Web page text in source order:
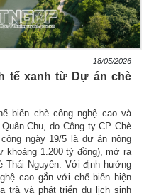
18/05/2026
tế xanh từ Dự án chè
biến chè công nghệ cao và
Chu, do Công ty CP Chè
ngày 19/5 là dự án nông
khoảng 1.200 tỷ đồng), mở ra
Thái Nguyên. Với định hướng
cao gắn với chế biến hiện
trà và phát triển du lịch sinh